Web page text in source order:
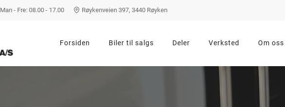
Man - Fre: 08.00 - 17.00 Røykenveien 397, 3440 Røyken
Forsiden Biler til salgs Deler Verksted Om oss